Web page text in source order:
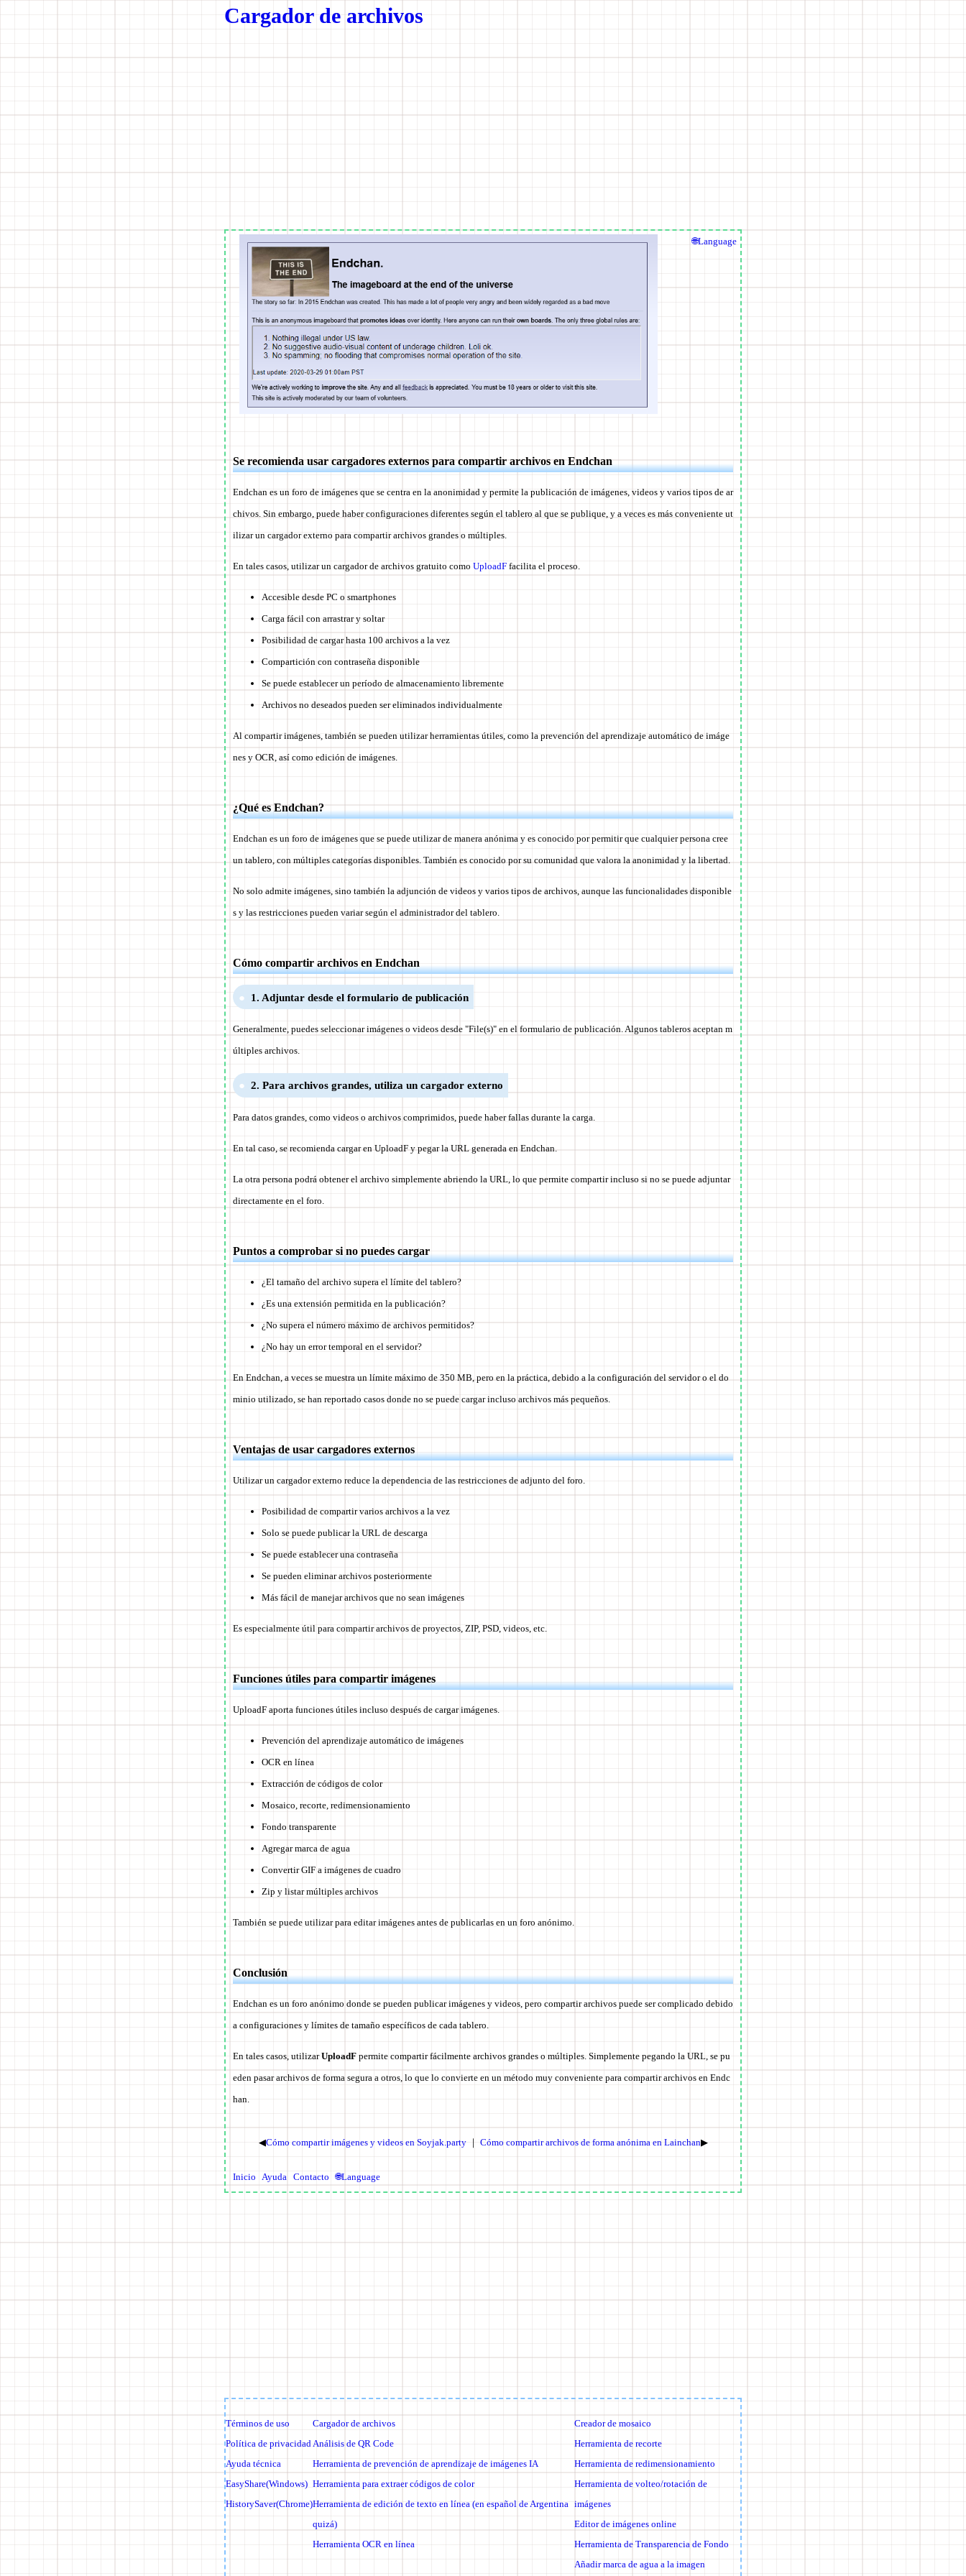
Cargador de archivos
Se recomienda usar cargadores externos para compartir archivos en Endchan
Endchan es un foro de imágenes que se centra en la anonimidad y permite la publicación de imágenes, videos y varios tipos de ar
chivos. Sin embargo, puede haber configuraciones diferentes según el tablero al que se publique, y a veces es más conveniente ut
ilizar un cargador externo para compartir archivos grandes o múltiples.
En tales casos, utilizar un cargador de archivos gratuito como UploadF facilita el proceso.
Accesible desde PC o smartphones
Carga fácil con arrastrar y soltar
Posibilidad de cargar hasta 100 archivos a la vez
Compartición con contraseña disponible
Se puede establecer un período de almacenamiento libremente
Archivos no deseados pueden ser eliminados individualmente
Al compartir imágenes, también se pueden utilizar herramientas útiles, como la prevención del aprendizaje automático de imáge
nes y OCR, así como edición de imágenes.
¿Qué es Endchan?
Endchan es un foro de imágenes que se puede utilizar de manera anónima y es conocido por permitir que cualquier persona cree
un tablero, con múltiples categorías disponibles. También es conocido por su comunidad que valora la anonimidad y la libertad.
No solo admite imágenes, sino también la adjunción de videos y varios tipos de archivos, aunque las funcionalidades disponible
s y las restricciones pueden variar según el administrador del tablero.
Cómo compartir archivos en Endchan
1. Adjuntar desde el formulario de publicación
Generalmente, puedes seleccionar imágenes o videos desde "File(s)" en el formulario de publicación. Algunos tableros aceptan m
últiples archivos.
2. Para archivos grandes, utiliza un cargador externo
Para datos grandes, como videos o archivos comprimidos, puede haber fallas durante la carga.
En tal caso, se recomienda cargar en UploadF y pegar la URL generada en Endchan.
La otra persona podrá obtener el archivo simplemente abriendo la URL, lo que permite compartir incluso si no se puede adjuntar
directamente en el foro.
Puntos a comprobar si no puedes cargar
¿El tamaño del archivo supera el límite del tablero?
¿Es una extensión permitida en la publicación?
¿No supera el número máximo de archivos permitidos?
¿No hay un error temporal en el servidor?
En Endchan, a veces se muestra un límite máximo de 350 MB, pero en la práctica, debido a la configuración del servidor o el do
minio utilizado, se han reportado casos donde no se puede cargar incluso archivos más pequeños.
Ventajas de usar cargadores externos
Utilizar un cargador externo reduce la dependencia de las restricciones de adjunto del foro.
Posibilidad de compartir varios archivos a la vez
Solo se puede publicar la URL de descarga
Se puede establecer una contraseña
Se pueden eliminar archivos posteriormente
Más fácil de manejar archivos que no sean imágenes
Es especialmente útil para compartir archivos de proyectos, ZIP, PSD, videos, etc.
Funciones útiles para compartir imágenes
UploadF aporta funciones útiles incluso después de cargar imágenes.
Prevención del aprendizaje automático de imágenes
OCR en línea
Extracción de códigos de color
Mosaico, recorte, redimensionamiento
Fondo transparente
Agregar marca de agua
Convertir GIF a imágenes de cuadro
Zip y listar múltiples archivos
También se puede utilizar para editar imágenes antes de publicarlas en un foro anónimo.
Conclusión
Endchan es un foro anónimo donde se pueden publicar imágenes y videos, pero compartir archivos puede ser complicado debido
a configuraciones y límites de tamaño específicos de cada tablero.
En tales casos, utilizarUploadF permite compartir fácilmente archivos grandes o múltiples. Simplemente pegando la URL, se pu
eden pasar archivos de forma segura a otros , lo que lo convierte en un método muy conveniente para compartir archivos en Endc
han.
◀Cómo compartir imágenes y videos en Soyjak.party｜ Cómo compartir archivos de forma anónima en Lainchan▶
Inicio Ayuda Contacto 🌐Language
🌐Language
Términos de uso
Política de privacidad
Ayuda técnica
EasyShare(Windows)
HistorySaver(Chrome)
Cargador de archivos
Análisis de QR Code
Herramienta de prevención de aprendizaje de imágenes IA
Herramienta para extraer códigos de color
Herramienta de edición de texto en línea (en español de Argentina
quizá)
Herramienta OCR en línea
Creador de mosaico
Herramienta de recorte
Herramienta de redimensionamiento
Herramienta de volteo/rotación de
imágenes
Editor de imágenes online
Herramienta de Transparencia de Fondo
Añadir marca de agua a la imagen